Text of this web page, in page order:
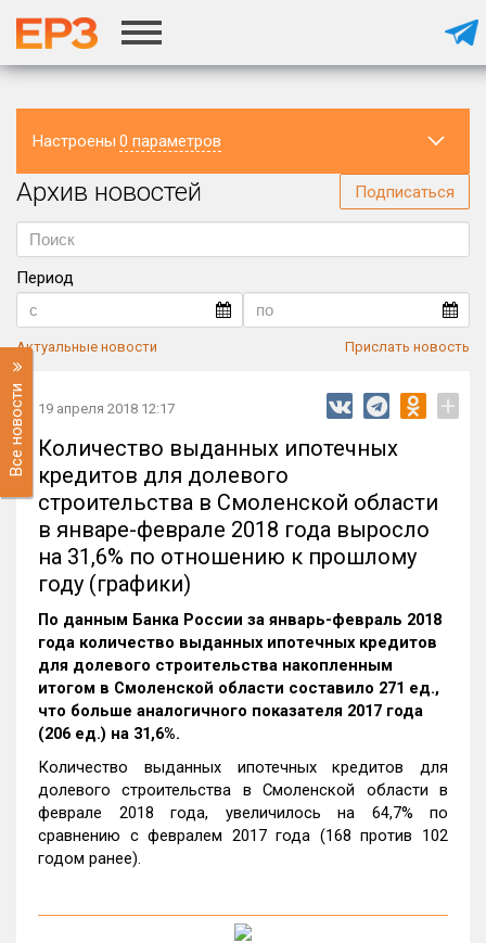
Настроены 0 параметров
Регион
Архив новостей Подписаться
Период
Актуальные новости Прислать новость
Все новости 19 апреля 2018 12:17 +
Количество выданных ипотечных
кредитов для долевого
строительства в Смоленской области
в январе-феврале 2018 года выросло
на 31,6% по отношению к прошлому
году (графики)
По данным Банка России за январь-февраль 2018
года количество выданных ипотечных кредитов
для долевого строительства накопленным
итогом в Смоленской области составило 271 ед.,
что больше аналогичного показателя 2017 года
(206 ед.) на 31,6%.
Количество выданных ипотечных кредитов для
долевого строительства в Смоленской области в
феврале 2018 года, увеличилось на 64,7% по
сравнению с февралем 2017 года (168 против 102
годом ранее).